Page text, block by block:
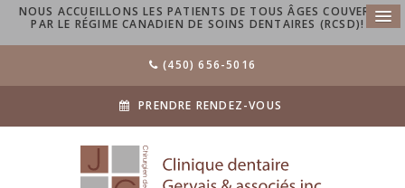
NOUS ACCUEILLONS LES PATIENTS DE TOUS ÂGES COUVERTS
PAR LE RÉGIME CANADIEN DE SOINS DENTAIRES (RCSD)!
(450) 656-5016
PRENDRE RENDEZ-VOUS